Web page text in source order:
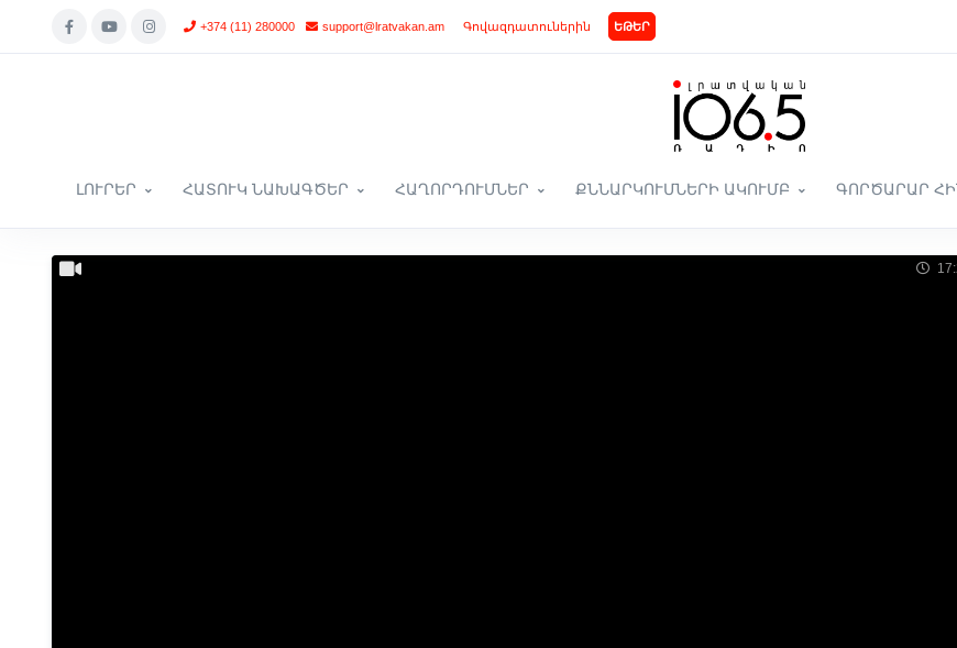
+374 (11) 280000 support@lratvakan.am Գովազդատուներին ԵԹԵՐ
ԼՈՒՐԵՐ ՀԱՏՈՒԿ ՆԱԽԱԳԾԵՐ ՀԱՂՈՐԴՈՒՄՆԵՐ ՔՆՆԱՐԿՈՒՄՆԵՐԻ ԱԿՈՒՄԲ ԳՈՐԾԱՐԱՐ